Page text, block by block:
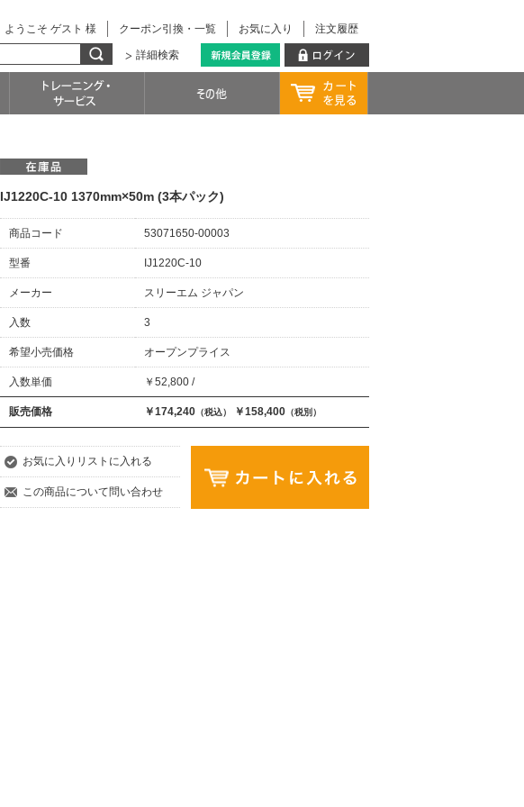
注文履歴
お気に入り
クーポン引換・一覧
ようこそ ゲスト 様
詳細検索
IJ1220C-10 1370mm×50m (3本パック)
商品コード 53071650-00003
型番 IJ1220C-10
メーカー スリーエム ジャパン
入数 3
希望小売価格 オープンプライス
入数単価 ￥52,800 /
販売価格 ￥174,240 （税込） ￥158,400 （税別）
お気に入りリストに入れる
この商品について問い合わせ